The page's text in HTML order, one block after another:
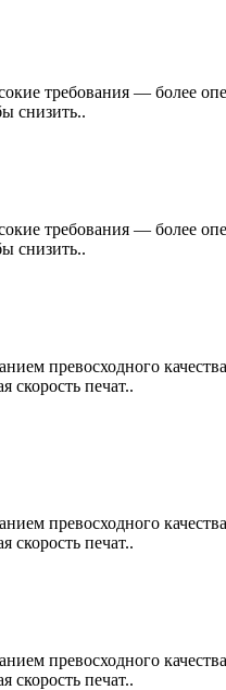
требования — более
снизить..
требования — более
снизить..
превосходного
печат..
превосходного
печат..
превосходного
печат..